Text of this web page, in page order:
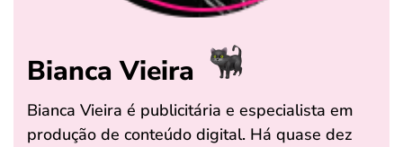
Bianca Vieira
Bianca Vieira é publicitária e especialista em
produção de conteúdo digital. Há quase dez